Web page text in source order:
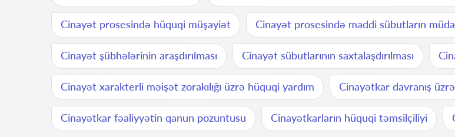
Cinayət prosesində hüquqi müşayiət Cinayət prosesində maddi sübutların
Cinayət şübhələrinin araşdırılması Cinayət sübutlarının saxtalaşdırılması
Cinayət xarakterli məişət zorakılığı üzrə hüquqi yardım Cinayətkar davranış
Cinayətkar fəaliyyətin qanun pozuntusu Cinayətkarların hüquqi təmsilçiliyi